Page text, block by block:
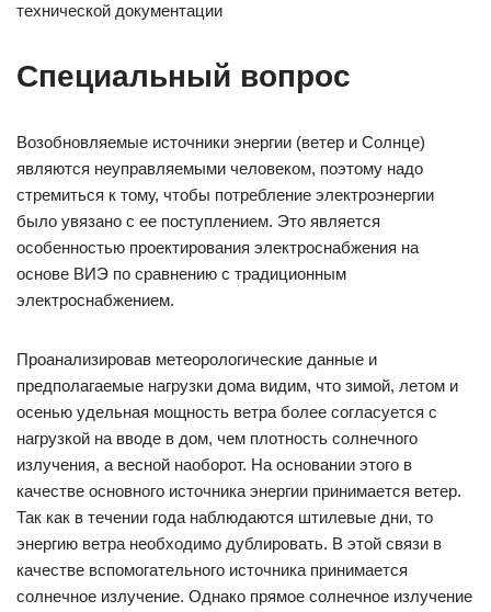
технической документации
Специальный вопрос
Возобновляемые источники энергии (ветер и Солнце)
являются неуправляемыми человеком, поэтому надо
стремиться к тому, чтобы потребление электроэнергии
было увязано с ее поступлением. Это является
особенностью проектирования электроснабжения на
основе ВИЭ по сравнению с традиционным
электроснабжением.
Проанализировав метеорологические данные и
предполагаемые нагрузки дома видим, что зимой, летом и
осенью удельная мощность ветра более согласуется с
нагрузкой на вводе в дом, чем плотность солнечного
излучения, а весной наоборот. На основании этого в
качестве основного источника энергии принимается ветер.
Так как в течении года наблюдаются штилевые дни, то
энергию ветра необходимо дублировать. В этой связи в
качестве вспомогательного источника принимается
солнечное излучение. Однако прямое солнечное излучение